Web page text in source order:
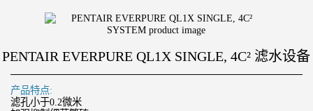
PENTAIR EVERPURE QL1X SINGLE, 4C² 滤水设备
产品特点:
滤孔小于0.2微米